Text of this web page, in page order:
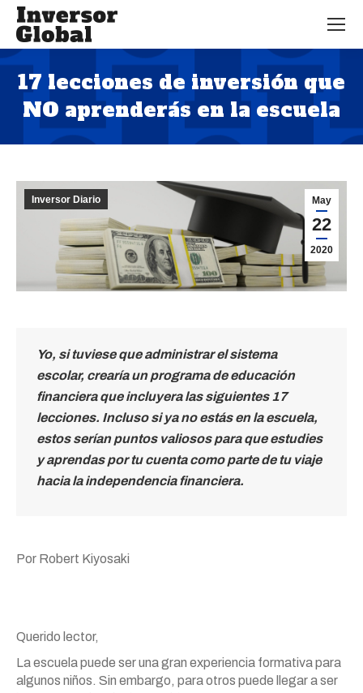
17 lecciones de inversión que
NO aprenderás en la escuela
Estás aquí:
May
22
2020
Inversor Diario
Yo, si tuviese que administrar el sistema
escolar, crearía un programa de educación
financiera que incluyera las siguientes 17
lecciones. Incluso si ya no estás en la escuela,
estos serían puntos valiosos para que estudies
y aprendas por tu cuenta como parte de tu viaje
hacia la independencia financiera.
Por Robert Kiyosaki
Querido lector,
La escuela puede ser una gran experiencia formativa para
algunos niños. Sin embargo, para otros puede llegar a ser